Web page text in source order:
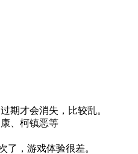
期才会消失，比较乱。
、柯镇恶等
，游戏体验很差。